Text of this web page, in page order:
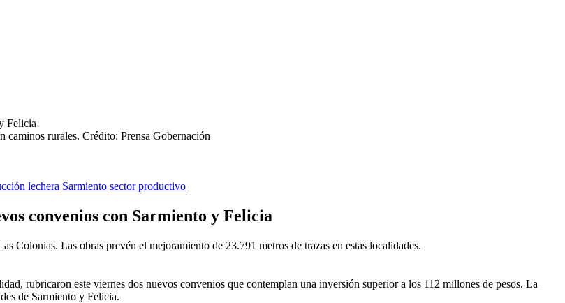
caminos rurales. Crédito: Prensa Gobernación
lechera Sarmiento sector productivo
convenios con Sarmiento y Felicia
Colonias. Las obras prevén el mejoramiento de 23.791 metros de trazas en estas localidades.
rubricaron este viernes dos nuevos convenios que contemplan una inversión superior a los 112 millones de pesos. La
de Sarmiento y Felicia.